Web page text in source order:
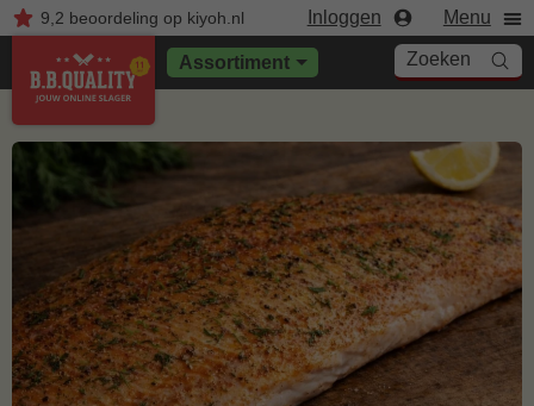
9,2 beoordelingop kiyoh.nl Inloggen Menu
Assortiment Zoeken